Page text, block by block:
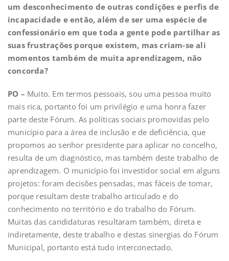
um desconhecimento de outras condições e perfis de
incapacidade e então, além de ser uma espécie de
confessionário em que toda a gente pode partilhar as
suas frustrações porque existem, mas criam-se ali
momentos também de muita aprendizagem, não
concorda?
PO – Muito. Em termos pessoais, sou uma pessoa muito
mais rica, portanto foi um privilégio e uma honra fazer
parte deste Fórum. As políticas sociais promovidas pelo
município para a área de inclusão e de deficiência, que
propomos ao senhor presidente para aplicar no concelho,
resulta de um diagnóstico, mas também deste trabalho de
aprendizagem. O município foi investidor social em alguns
projetos: foram decisões pensadas, mas fáceis de tomar,
porque resultam deste trabalho articulado e do
conhecimento no território e do trabalho do Fórum.
Muitas das candidaturas resultaram também, direta e
indiretamente, deste trabalho e destas sinergias do Fórum
Municipal, portanto está tudo interconectado.